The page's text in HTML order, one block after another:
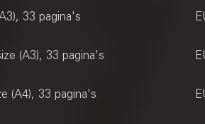
33 pagina's
(A3), 33 pagina's
(A4), 33 pagina's